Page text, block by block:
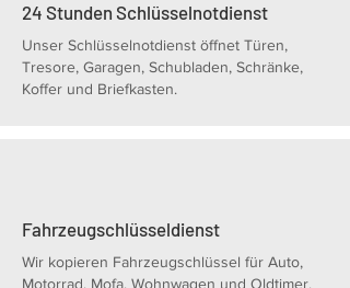
24 Stunden Schlüsselnotdienst
Unser Schlüsselnotdienst öffnet Türen,
Tresore, Garagen, Schubladen, Schränke,
Koffer und Briefkasten.
Fahrzeugschlüsseldienst
Wir kopieren Fahrzeugschlüssel für Auto,
Motorrad, Mofa, Wohnwagen und Oldtimer.